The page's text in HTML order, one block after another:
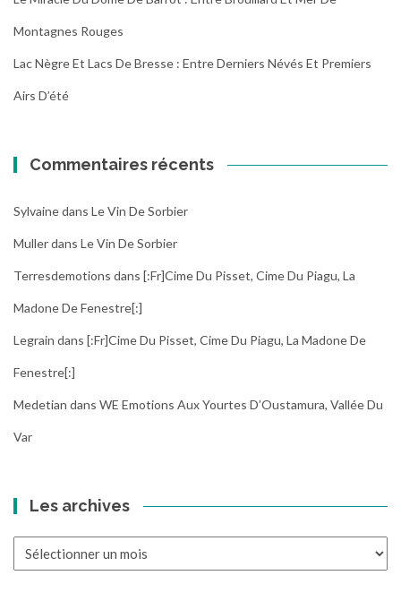
Montagnes Rouges
Lac Nègre Et Lacs De Bresse : Entre Derniers Névés Et Premiers
Airs D’été
Commentaires récents
Sylvainedans Le Vin De Sorbier
Mullerdans Le Vin De Sorbier
Terresdemotions dans [:fr]Cime Du Pisset, Cime Du Piagu, La
Madone De Fenestre[:]
Legrain dans [:fr]Cime Du Pisset, Cime Du Piagu, La Madone De
Fenestre[:]
Medetian dans WE Emotions Aux Yourtes D’Oustamura, Vallée Du
Var
Les archives